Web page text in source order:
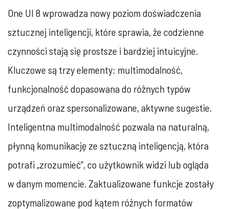
One UI 8 wprowadza nowy poziom doświadczenia
sztucznej inteligencji, które sprawia, że codzienne
czynności stają się prostsze i bardziej intuicyjne.
Kluczowe są trzy elementy: multimodalność,
funkcjonalność dopasowana do różnych typów
urządzeń oraz spersonalizowane, aktywne sugestie.
Inteligentna multimodalność pozwala na naturalną,
płynną komunikację ze sztuczną inteligencją, która
potrafi „zrozumieć”, co użytkownik widzi lub ogląda
w danym momencie. Zaktualizowane funkcje zostały
zoptymalizowane pod kątem różnych formatów